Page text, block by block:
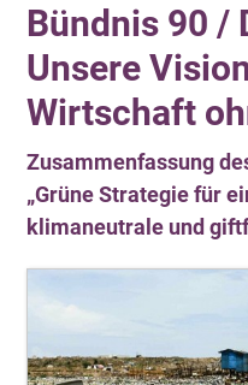
Bündnis 90 /
Unsere
Wirtschaft
Zusammenfassung
„Grüne Strategie für
klimaneutrale und